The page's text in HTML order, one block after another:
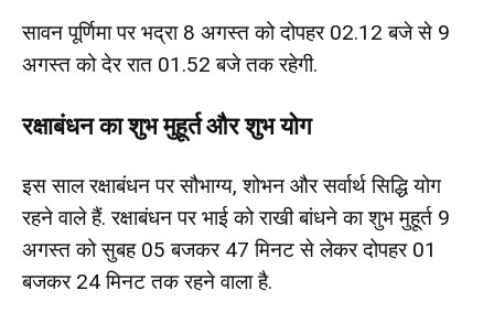
सावन पूर्णिमा पर भद्रा 8 अगस्त को दोपहर 02.12 बजे से 9
अगस्त को देर रात 01.52 बजे तक रहेगी.
रक्षाबंधन का शुभ मुहूर्त और शुभ योग
इस साल रक्षाबंधन पर सौभाग्य, शोभन और सर्वार्थ सिद्धि योग
रहने वाले हैं. रक्षाबंधन पर भाई को राखी बांधने का शुभ मुहूर्त 9
अगस्त को सुबह 05 बजकर 47 मिनट से लेकर दोपहर 01
बजकर 24 मिनट तक रहने वाला है.